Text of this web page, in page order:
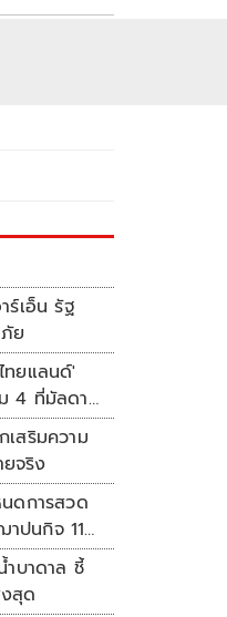
เอ็น รัฐ
ย
ทยแลนด์'
4 ที่มัลดาลิ
เสริมความ
จริง
ดการสวด
ปนกิจ 11
บาดาล ชี้
สุด